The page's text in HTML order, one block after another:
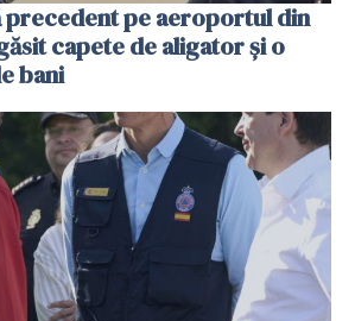
precedent pe aeroportul din
capete de aligator și o
bani